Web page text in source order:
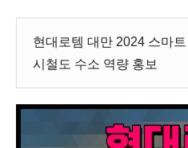
현대로템 대만 2024 스마
시철도 수소 역량 홍보